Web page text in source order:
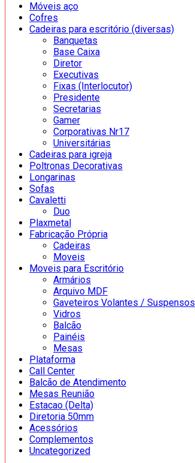
Móveis aço
Cofres
Cadeiras para escritório (diversas)
Banquetas
Base Caixa
Diretor
Executivas
Fixas (Interlocutor)
Presidente
Secretarias
Gamer
Corporativas Nr17
Universitárias
Cadeiras para igreja
Poltronas Decorativas
Longarinas
Sofas
Cavaletti
Duo
Plaxmetal
Fabricação Própria
Cadeiras
Moveis
Moveis para Escritório
Armários
Arquivo MDF
Gaveteiros Volantes / Suspensos
Vidros
Balcão
Painéis
Mesas
Plataforma
Call Center
Balcão de Atendimento
Mesas Reunião
Estacao (Delta)
Diretoria 50mm
Acessórios
Complementos
Uncategorized